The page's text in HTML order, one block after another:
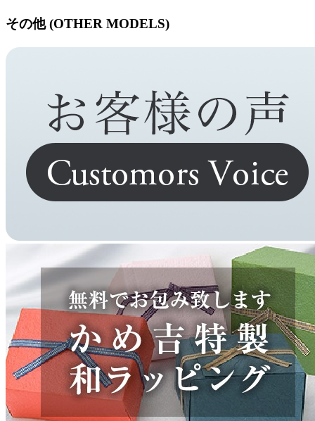
その他 (OTHER MODELS)